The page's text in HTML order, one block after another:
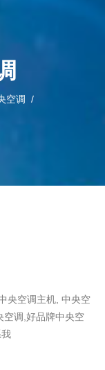
空调
央空调主机, 中央空
空调,好品牌中央空